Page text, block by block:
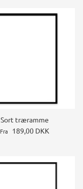
Sort træramme
Fra 189,00 DKK